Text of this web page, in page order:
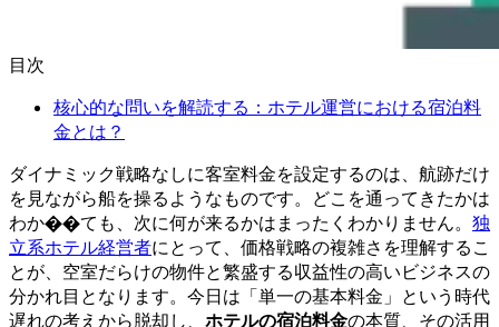
目次
核心的な問いを解読する：ホテル運営における宿泊料
金とは？
ダイナミック戦略なしに客室料金を設定するのは、航跡だけ
を見ながら船を操るようなものです。どこを通ってきたかは
わか��ても、次に何が来るかはまったくわかりません。 独
立系ホテル経営者にとって、価格戦略の複雑さを理解するこ
とが、空室だらけの物件と繁盛する収益性の高いビジネスの
分かれ目となります。今日は「単一の基本料金」という時代
遅れの考えから脱却し、 ホテルの宿泊料金の本質、その活用